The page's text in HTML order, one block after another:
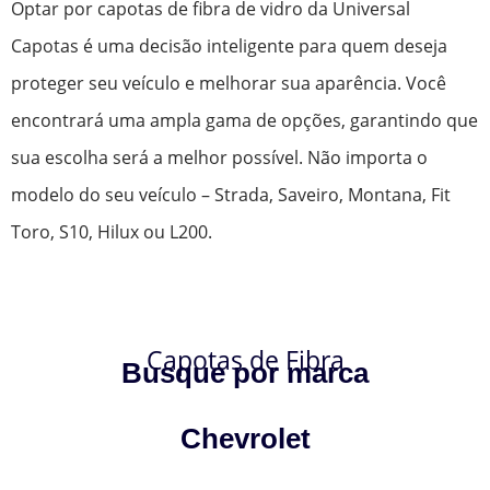
Optar por capotas de fibra de vidro da Universal
Capotas é uma decisão inteligente para quem deseja
proteger seu veículo e melhorar sua aparência. Você
encontrará uma ampla gama de opções, garantindo que
sua escolha será a melhor possível. Não importa o
modelo do seu veículo – Strada, Saveiro, Montana, Fit
Toro, S10, Hilux ou L200.
Capotas de Fibra
Busque por marca
Chevrolet